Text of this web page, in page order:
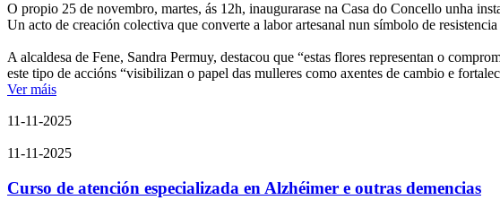
O propio 25 de novembro, martes, ás 12h, inaugurarase na Casa do Concello unha
Un acto de creación colectiva que converte a labor artesanal nun símbolo de resistencia
A alcaldesa de Fene, Sandra Permuy, destacou que “estas flores representan o
este tipo de accións “visibilizan o papel das mulleres como axentes de cambio e
Ver máis
11-11-2025
11-11-2025
Curso de atención especializada en Alzhéimer e outras demencias